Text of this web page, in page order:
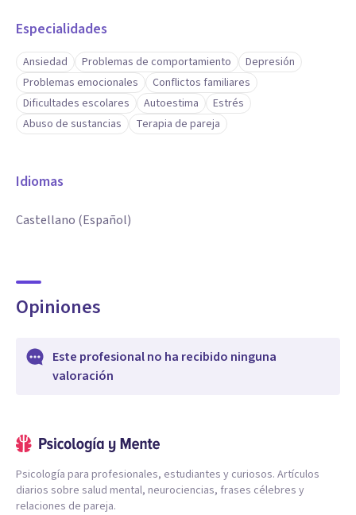
Especialidades
Ansiedad Problemas de comportamiento
Depresión
Problemas emocionales
Conflictos familiares
Dificultades escolares
Autoestima
Estrés
Abuso de sustancias
Terapia de pareja
Idiomas
Castellano (Español)
Opiniones
Este profesional no ha recibido ninguna
valoración
Psicología para profesionales, estudiantes y curiosos. Artículos
diarios sobre salud mental, neurociencias, frases célebres y
relaciones de pareja.